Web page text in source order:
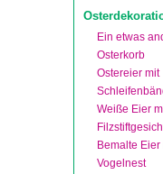
Ein etwas
Osterkorb
Ostereier mit
Weiße Eier
Bemalte
Vogelnest